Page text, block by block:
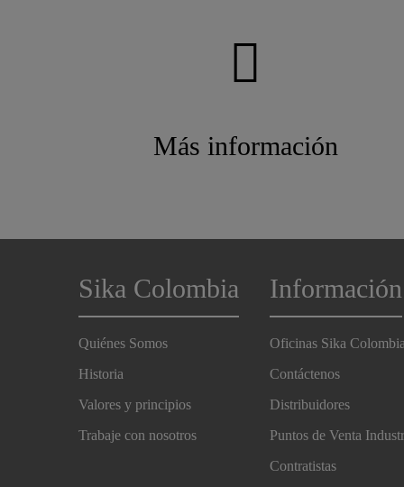
Más información
Sika Colombia
Quiénes Somos
Historia
Valores y principios
Trabaje con nosotros
Información
Oficinas Sika
Contáctenos
Distribuidores
Puntos de Venta
Contratistas